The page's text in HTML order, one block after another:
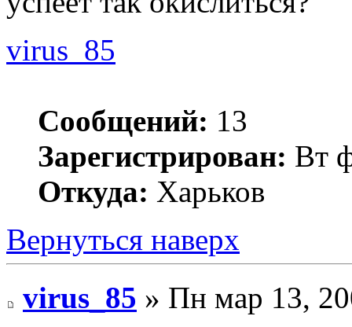
virus_85
Сообщений: 13
Зарегистрирован: Вт
Откуда: Харьков
Вернуться наверх
virus_85 » Пн мар 13,